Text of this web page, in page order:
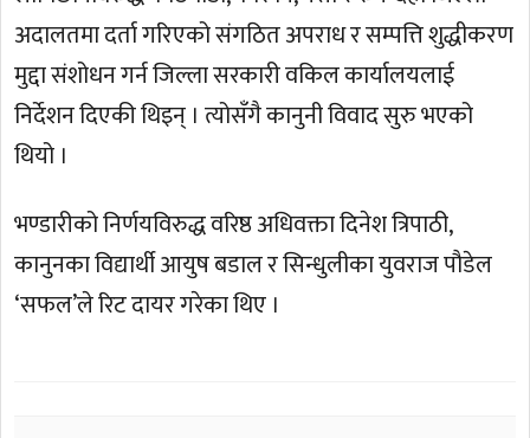
अदालतमा दर्ता गरिएको संगठित अपराध र सम्पत्ति शुद्धीकरण
मुद्दा संशोधन गर्न जिल्ला सरकारी वकिल कार्यालयलाई
निर्देशन दिएकी थिइन् । त्योसँगै कानुनी विवाद सुरु भएको
थियो ।
भण्डारीको निर्णयविरुद्ध वरिष्ठ अधिवक्ता दिनेश त्रिपाठी,
कानुनका विद्यार्थी आयुष बडाल र सिन्धुलीका युवराज पौडेल
‘सफल’ले रिट दायर गरेका थिए ।